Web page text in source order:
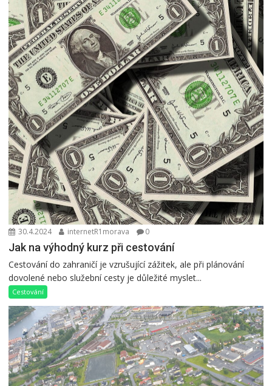
30.4.2024 internetR1morava 0
Jak na výhodný kurz při cestování
Cestování do zahraničí je vzrušující zážitek, ale při plánování
dovolené nebo služební cesty je důležité myslet...
Cestování